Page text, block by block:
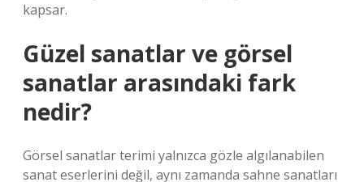
kapsar.
Güzel sanatlar ve görsel
sanatlar arasındaki fark
nedir?
Görsel sanatlar terimi yalnızca gözle algılanabilen
sanat eserlerini değil, aynı zamanda sahne sanatları